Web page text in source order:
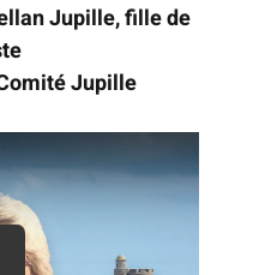
Jupille, fille de
Jupille